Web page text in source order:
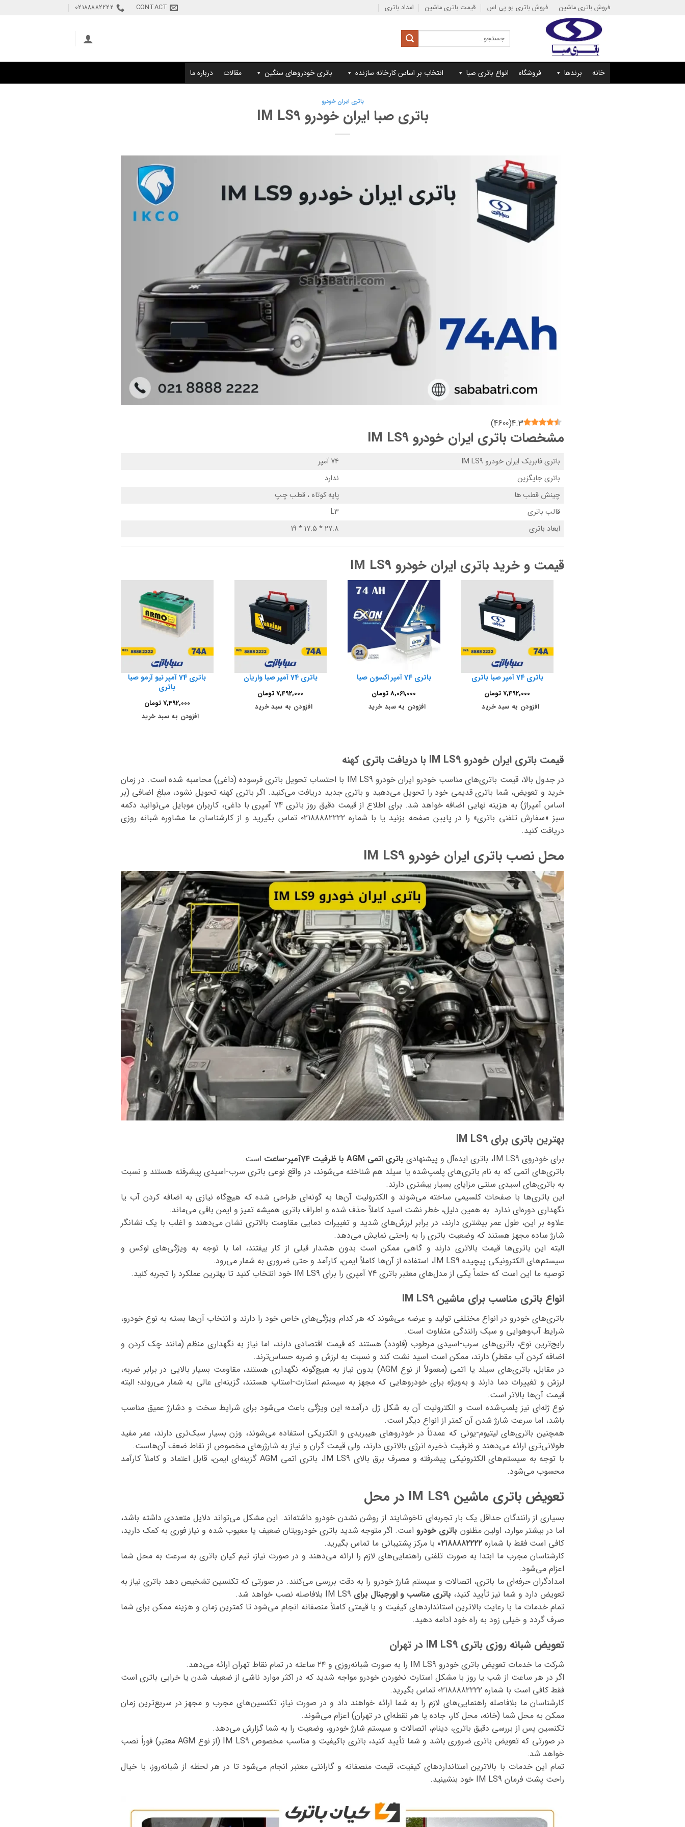
فروش باتری ماشین فروش باتری یو پی اس قیمت باتری ماشین امداد باتری CONTACT
02188882222
جستجو
برای:
خانه برندها فروشگاه انواع باتری صبا انتخاب بر اساس کارخانه سازنده باتری خودروهای سنگین مقالات درباره ما
باتری ایران خودرو
باتری صبا ایران خودرو IM LS9
4.3
(
4600
)
مشخصات باتری ایران خودرو IM LS9
باتری فابریک ایران خودرو IM LS9
74 آمپر
باتری جایگزین
ندارد
چینش قطب ها
پایه کوتاه ، قطب چپ
قالب باتری
L3
ابعاد باتری
27.8 * 17.5 * 19
قیمت و خرید باتری ایران خودرو IM LS9
باتری 74 آمپر صبا باتری
7,492,000 تومان
افزودن به سبد خرید
باتری 74 آمپر اکسون صبا
8,061,000 تومان
افزودن به سبد خرید
باتری 74 آمپر صبا واریان
7,492,000 تومان
افزودن به سبد خرید
باتری 74 آمپر نیو آرمو صبا
باتری
7,492,000تومان
افزودن به سبد خرید
قیمت باتری ایران خودرو IM LS9 با دریافت باتری کهنه
در جدول بالا، قیمت باتری‌های مناسب خودرو ایران خودرو IM LS9 با احتساب تحویل باتری فرسوده (داغی) محاسبه شده است. در زمان
خرید و تعویض، شما باتری قدیمی خود را تحویل می‌دهید و باتری جدید دریافت می‌کنید. اگر باتری کهنه تحویل نشود، مبلغ اضافی (بر
اساس آمپراژ) به هزینه نهایی اضافه خواهد شد. برای اطلاع از قیمت دقیق روز باتری 74 آمپری با داغی، کاربران موبایل می‌توانید دکمه
سبز «سفارش تلفنی باتری» را در پایین صفحه بزنید یا با شماره ۰۲۱۸۸۸۸۲۲۲۲ تماس بگیرید و از کارشناسان ما مشاوره شبانه روزی
دریافت کنید.
محل نصب باتری ایران خودرو IM LS9
بهترین باتری برای IM LS9
برای خودروی IM LS9، باتری ایده‌آل و پیشنهادی باتری اتمی AGM با ظرفیت 74آمپر-ساعت
است.
باتری‌های اتمی که به نام باتری‌های پلمپ‌شده یا سیلد هم شناخته می‌شوند، در واقع نوعی باتری سرب-اسیدی پیشرفته هستند و نسبت
به باتری‌های اسیدی سنتی مزایای بسیار بیشتری دارند.
این باتری‌ها با صفحات کلسیمی ساخته می‌شوند و الکترولیت آن‌ها به گونه‌ای طراحی شده که هیچ‌گاه نیازی به اضافه کردن آب یا
نگهداری دوره‌ای ندارد. به همین دلیل، خطر نشت اسید کاملاً حذف شده و اطراف باتری همیشه تمیز و ایمن باقی می‌ماند.
علاوه بر این، طول عمر بیشتری دارند، در برابر لرزش‌های شدید و تغییرات دمایی مقاومت بالاتری نشان می‌دهند و اغلب با یک نشانگر
شارژ ساده مجهز هستند که وضعیت باتری را به راحتی نمایش می‌دهد.
البته این باتری‌ها قیمت بالاتری دارند و گاهی ممکن است بدون هشدار قبلی از کار بیفتند، اما با توجه به ویژگی‌های لوکس و
سیستم‌های الکترونیکی پیچیده IM LS9، استفاده از آن‌ها کاملاً ایمن، کارآمد و حتی ضروری به شمار می‌رود.
توصیه ما این است که حتماً یکی از مدل‌های معتبر باتری 74 آمپری را برای IM LS9 خود انتخاب کنید تا بهترین عملکرد را تجربه کنید.
انواع باتری مناسب برای ماشین IM LS9
باتری‌های خودرو در انواع مختلفی تولید و عرضه می‌شوند که هر کدام ویژگی‌های خاص خود را دارند و انتخاب آن‌ها بسته به نوع خودرو،
شرایط آب‌وهوایی و سبک رانندگی متفاوت است.
رایج‌ترین نوع، باتری‌های سرب-اسیدی مرطوب (فلودد) هستند که قیمت اقتصادی دارند، اما نیاز به نگهداری منظم (مانند چک کردن و
اضافه کردن آب مقطر) دارند، ممکن است اسید نشت کند و نسبت به لرزش و ضربه حساس‌ترند.
در مقابل، باتری‌های سیلد یا اتمی (معمولاً از نوع AGM) بدون نیاز به هیچ‌گونه نگهداری هستند، مقاومت بسیار بالایی در برابر ضربه،
لرزش و تغییرات دما دارند و به‌ویژه برای خودروهایی که مجهز به سیستم استارت-استاپ هستند، گزینه‌ای عالی به شمار می‌روند؛ البته
قیمت آن‌ها بالاتر است.
نوع ژله‌ای نیز پلمپ‌شده است و الکترولیت آن به شکل ژل درآمده؛ این ویژگی باعث می‌شود برای شرایط سخت و دشارژ عمیق مناسب
باشد، اما سرعت شارژ شدن آن کمتر از انواع دیگر است.
همچنین باتری‌های لیتیوم-یونی که عمدتاً در خودروهای هیبریدی و الکتریکی استفاده می‌شوند، وزن بسیار سبک‌تری دارند، عمر مفید
طولانی‌تری ارائه می‌دهند و ظرفیت ذخیره انرژی بالاتری دارند، ولی قیمت گران و نیاز به شارژرهای مخصوص از نقاط ضعف آن‌هاست.
با توجه به سیستم‌های الکترونیکی پیشرفته و مصرف برق بالای IM LS9، باتری اتمی AGM گزینه‌ای ایمن، قابل اعتماد و کاملاً کارآمد
محسوب می‌شود.
تعویض باتری ماشین IM LS9 در محل
بسیاری از رانندگان حداقل یک بار تجربه‌ای ناخوشایند از روشن نشدن خودرو داشته‌اند. این مشکل می‌تواند دلایل متعددی داشته باشد،
اما در بیشتر موارد، اولین مظنون باتری خودرواست. اگر متوجه شدید باتری خودرویتان ضعیف یا معیوب شده و نیاز فوری به کمک دارید،
کافی است فقط با شماره ۰۲۱۸۸۸۸۲۲۲۲ با مرکز پشتیبانی ما تماس بگیرید.
کارشناسان مجرب ما ابتدا به صورت تلفنی راهنمایی‌های لازم را ارائه می‌دهند و در صورت نیاز، تیم کیان باتری به سرعت به محل شما
اعزام می‌شود.
امدادگران حرفه‌ای ما باتری، اتصالات و سیستم شارژ خودرو را به دقت بررسی می‌کنند. در صورتی که تکنسین تشخیص دهد باتری نیاز به
تعویض دارد و شما نیز تأیید کنید، باتری مناسب و اورجینال برای IM LS9 بلافاصله نصب خواهد شد.
تمام خدمات ما با رعایت بالاترین استانداردهای کیفیت و با قیمتی کاملاً منصفانه انجام می‌شود تا کمترین زمان و هزینه ممکن برای شما
صرف گردد و خیلی زود به راه خود ادامه دهید.
تعویض شبانه روزی باتری IM LS9 در تهران
شرکت ما خدمات تعویض باتری خودرو IM LS9 را به صورت شبانه‌روزی و ۲۴ ساعته در تمام نقاط تهران ارائه می‌دهد.
اگر در هر ساعت از شب یا روز با مشکل استارت نخوردن خودرو مواجه شدید که در اکثر موارد ناشی از ضعیف شدن یا خرابی باتری است
فقط کافی است با شماره ۰۲۱۸۸۸۸۲۲۲۲ تماس بگیرید.
کارشناسان ما بلافاصله راهنمایی‌های لازم را به شما ارائه خواهند داد و در صورت نیاز، تکنسین‌های مجرب و مجهز در سریع‌ترین زمان
ممکن به محل شما (خانه، محل کار، جاده یا هر نقطه‌ای در تهران) اعزام می‌شوند.
تکنسین پس از بررسی دقیق باتری، دینام، اتصالات و سیستم شارژ خودرو، وضعیت را به شما گزارش می‌دهد.
در صورتی که تعویض باتری ضروری باشد و شما تأیید کنید، باتری باکیفیت و مناسب مخصوص IM LS9 (از نوع AGM معتبر) فوراً نصب
خواهد شد.
تمام این خدمات با بالاترین استانداردهای کیفیت، قیمت منصفانه و گارانتی معتبر انجام می‌شود تا در هر لحظه از شبانه‌روز، با خیال
راحت پشت فرمان IM LS9 خود بنشینید.